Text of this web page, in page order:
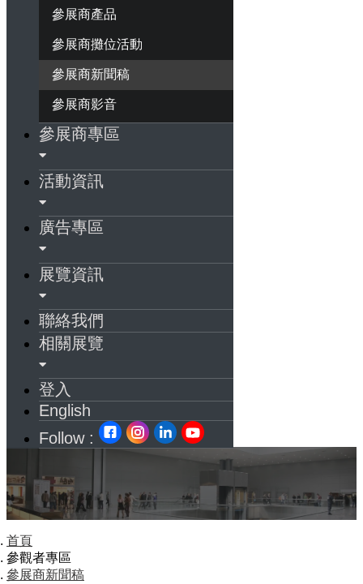
參展商產品
參展商攤位活動
參展商新聞稿
參展商影音
參展商專區
活動資訊
廣告專區
展覽資訊
聯絡我們
相關展覽
登入
English
Follow :
首頁
參觀者專區
參展商新聞稿